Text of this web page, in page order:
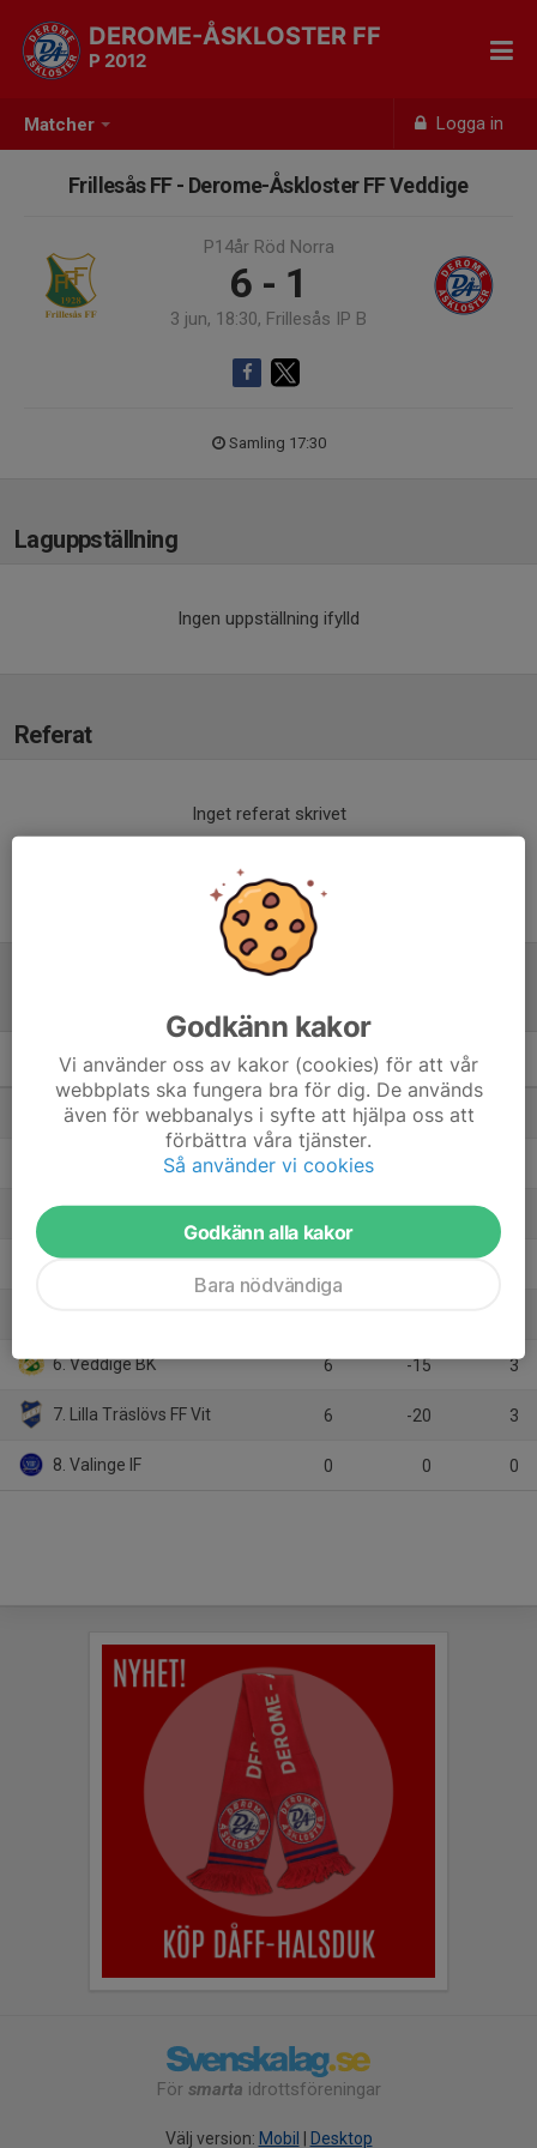
Matcher Logga in
DEROME-ÅSKLOSTER FF
P 2012
Frillesås FF - Derome-Åskloster FF Veddige
P14år Röd Norra
6 - 1
3 jun, 18:30, Frillesås IP B
Samling 17:30
Laguppställning
Ingen uppställning ifylld
Referat
Inget referat skrivet
P14år Röd Norra M +/-
1. Värö United 6 33
2. Kungsbacka IF Blå 6
3. Lerkils IF Röd
4. Frillesås FF 6 3
6. Veddige BK 6 -15 3
7. Lilla Träslövs FF Vit 6 -20 3
8. Valinge IF 0 0 0
För smarta idrottsföreningar
Välj version: Mobil Desktop
Godkänn kakor
Vi använder oss av kakor (cookies) för att vår
webbplats ska fungera bra för dig. De används
även för webbanalys i syfte att hjälpa oss att
förbättra våra tjänster.
Så använder vi cookies
Godkänn alla kakor
Bara nödvändiga